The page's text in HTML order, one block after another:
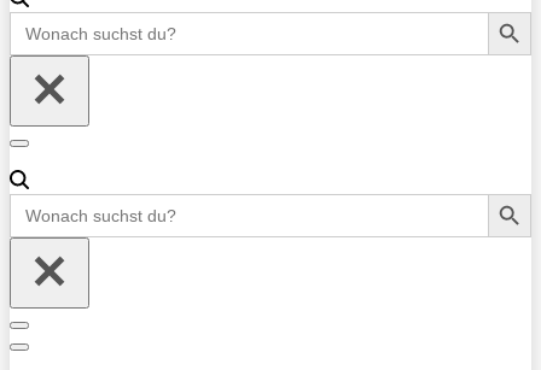
Search
for:
Search Button
Navigationsmenü
Search
for:
Search Button
Navigationsmenü
Navigationsmenü